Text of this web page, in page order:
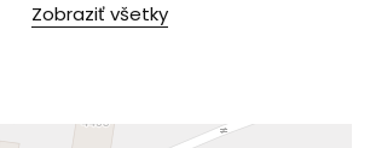
Zobraziť všetky